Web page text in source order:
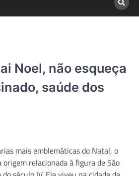
Noel, não esqueça
saúde dos
mais emblemáticas do Natal, o
relacionada à figura de São